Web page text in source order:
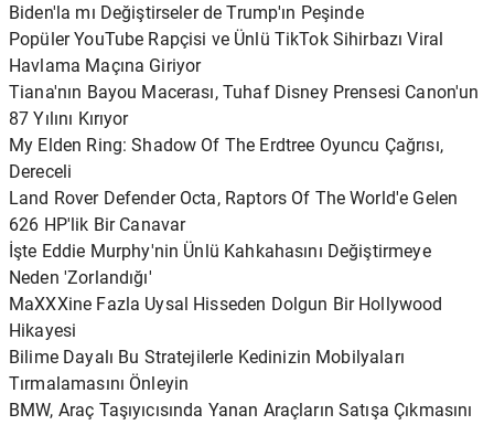
Biden'la mı Değiştirseler de Trump'ın Peşinde
Popüler YouTube Rapçisi ve Ünlü TikTok Sihirbazı Viral
Havlama Maçına Giriyor
Tiana'nın Bayou Macerası, Tuhaf Disney Prensesi Canon'un
87 Yılını Kırıyor
My Elden Ring: Shadow Of The Erdtree Oyuncu Çağrısı,
Dereceli
Land Rover Defender Octa, Raptors Of The World'e Gelen
626 HP'lik Bir Canavar
İşte Eddie Murphy'nin Ünlü Kahkahasını Değiştirmeye
Neden 'Zorlandığı'
MaXXXine Fazla Uysal Hisseden Dolgun Bir Hollywood
Hikayesi
Bilime Dayalı Bu Stratejilerle Kedinizin Mobilyaları
Tırmalamasını Önleyin
BMW, Araç Taşıyıcısında Yanan Araçların Satışa Çıkmasını